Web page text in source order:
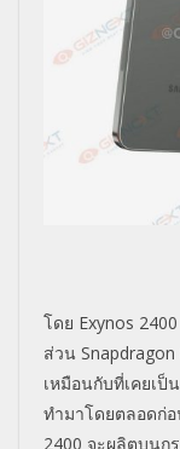
โดย Exynos
ส่วน Snapdragon
เหมือนกับที่เคยเ
ทำมาโดยตลอดก่
2400 จะผลิตบนก